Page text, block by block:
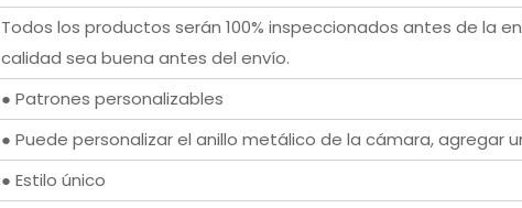
Todos los productos serán 100% inspeccionados antes de la
calidad sea buena antes del envío.
● Patrones personalizables
● Puede personalizar el anillo metálico de la cámara, agregar
● Estilo único